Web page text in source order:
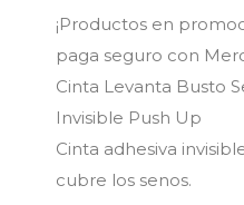
cantidad
¡Productos en
paga seguro con
Cinta Levanta Busto
Invisible Push Up
Cinta adhesiva
cubre los senos.